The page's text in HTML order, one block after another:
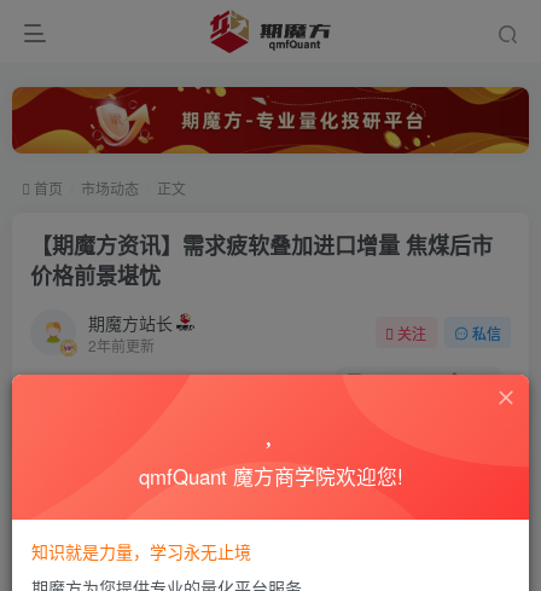
首页 市场动态 正文
【期魔方资讯】需求疲软叠加进口增量 焦煤后市
价格前景堪忧
期魔方站长
2年前更新
关注 私信
0 7083 486
至6月24日下午收盘时，焦煤期货的主力合约价格跌幅已超
过2%。据行业专家分析，此次焦煤价格的回落主要是由于市
qmfQuant 魔方商学院欢迎您!
知识就是力量，学习永无止境